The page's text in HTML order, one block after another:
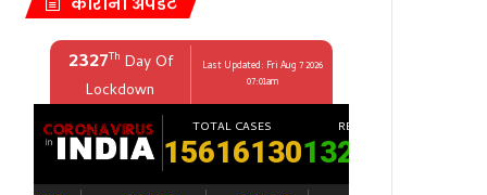
आढावा बैठक संपन्न…!